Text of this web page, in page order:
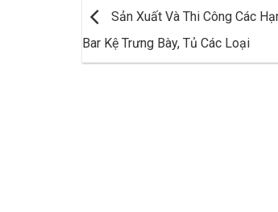
Sản Xuất Và Thi Công Các
Bar Kệ Trưng Bày, Tủ Các Loại